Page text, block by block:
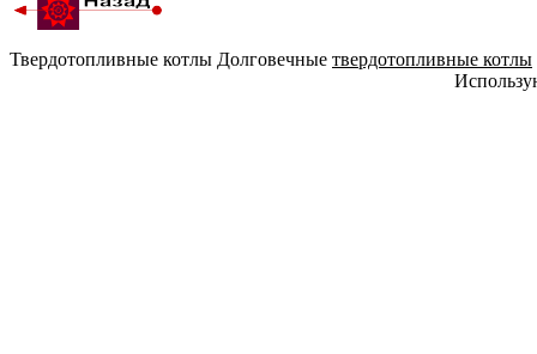
Твердотопливные котлы Долговечные твердотопливные котлы